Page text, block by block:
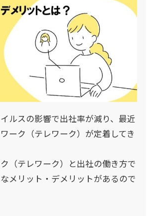
の取り扱いについて 運営会社
ルスの影響で出社率が減り、最近
ーク（テレワーク）が定着してき
（テレワーク）と出社の働き方で
メリット・デメリットがあるので